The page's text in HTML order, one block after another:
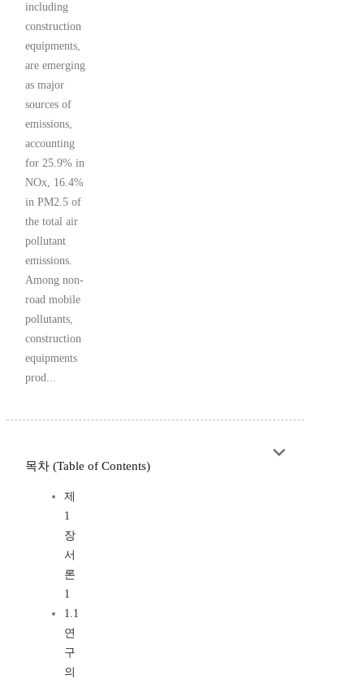
including
construction
equipments,
are emerging
as major
sources of
emissions,
accounting
for 25.9% in
NOx, 16.4%
in PM2.5 of
the total air
pollutant
emissions.
Among non-
road mobile
pollutants,
construction
equipments
prod...
목차 (Table of Contents)
제
1
장
서
론
1
1.1
연
구
의